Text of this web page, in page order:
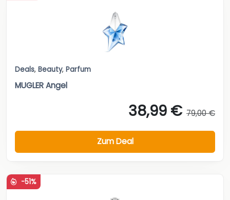
Deals, Beauty, Parfum
MUGLER Angel
38,99 € 79,00 €
Zum Deal
-51%